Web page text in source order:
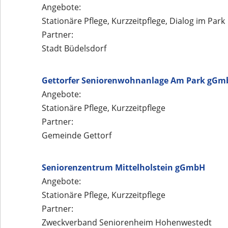
Angebote:
Stationäre Pflege, Kurzzeitpflege, Dialog im Park
Partner:
Stadt Büdelsdorf
Gettorfer Seniorenwohnanlage Am Park
Angebote:
Stationäre Pflege, Kurzzeitpflege
Partner:
Gemeinde Gettorf
Seniorenzentrum Mittelholstein gGmbH
Angebote:
Stationäre Pflege, Kurzzeitpflege
Partner:
Zweckverband Seniorenheim Hohenwestedt